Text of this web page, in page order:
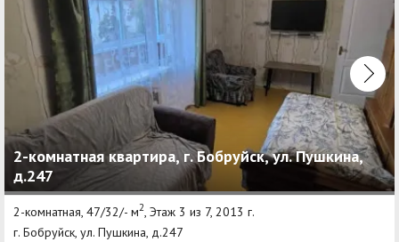
2-комнатная квартира, г. Бобруйск, ул. Пушкина,
д.247
2-комнатная, 47/32/- м2 , Этаж 3 из 7, 2013 г.
г. Бобруйск, ул. Пушкина, д.247